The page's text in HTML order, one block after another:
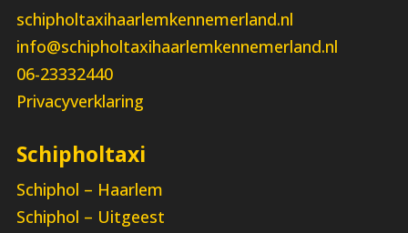
schipholtaxihaarlemkennemerland.nl
info@schipholtaxihaarlemkennemerland.nl
06-23332440
Privacyverklaring
Schipholtaxi
Schiphol – Haarlem
Schiphol – Uitgeest